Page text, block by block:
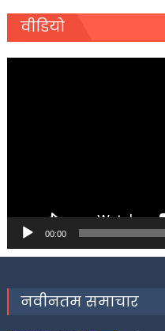
वीडियो
00:00
नवीनतम समाचार